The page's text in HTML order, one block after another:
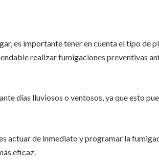
es importante tener en cuenta el tipo de
realizar fumigaciones preventivas
días lluviosos o ventosos, ya que esto
actuar de inmediato y programar la
eficaz.